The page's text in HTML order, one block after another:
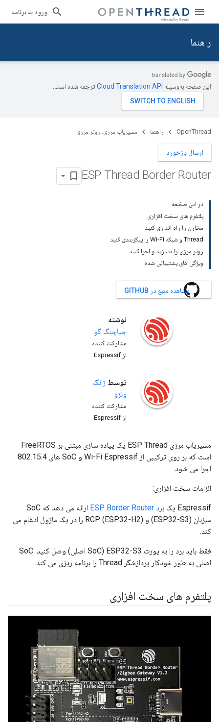
ورود به برنامه
راهنما
این صفحه به‌وسیله ترجمه شده است.
OpenThread راهنما مسیریاب مرزی، روتر مرزی
ارسال بازخورد
ESP Thread Border Router
در این صفحه
پلتفرم های سخت افزاری
مخازن را راه اندازی کنید
Thread و شبکه Wi-Fi را پیکربندی کنید
روتر مرزی را بسازید و اجرا کنید
ویژگی های پشتیبانی شده
مشاهده منبع در GITHUB
نوشته
جیاچنگ گو
مشارکت کننده
از Espressif
توسط ژانگ
ونزو
مشارکت کننده
از Espressif
مسیریاب مرزی ESP Thread یک پیاده سازی مبتنی بر FreeRTOS
است که بر روی ترکیبی از Wi-Fi Espressif و SoC های 802.15.4
اجرا می شود.
الزامات سخت افزاری:
Espressif یک برد ESP Border Router
ارائه می دهد که SoC
میزبان (ESP32-S3) و RCP (ESP32-H2) را در یک ماژول ادغام می
کند.
فقط باید برد را به پورت ESP32-S3 (SoC اصلی) وصل کنید. SoC
اصلی به طور خودکار پردازشگر Thread را برنامه ریزی می کند.
پلتفرم های سخت افزاری